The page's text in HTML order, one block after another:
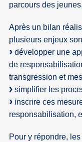
parcours des jeunes.
Après un bilan
plusieurs enjeux
développer une
de
transgression et
simplifier les
inscrire ces
responsabilisation,
Pour y répondre,